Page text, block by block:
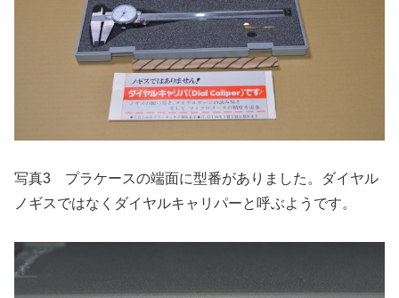
写真3 プラケースの端面に型番がありました。ダイヤル
ノギスではなくダイヤルキャリパーと呼ぶようです。